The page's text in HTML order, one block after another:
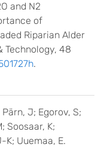
and N2
of
Riparian Alder
Technology, 48
.
Pärn, J; Egorov, S;
Soosaar, K;
K; Uuemaa, E.